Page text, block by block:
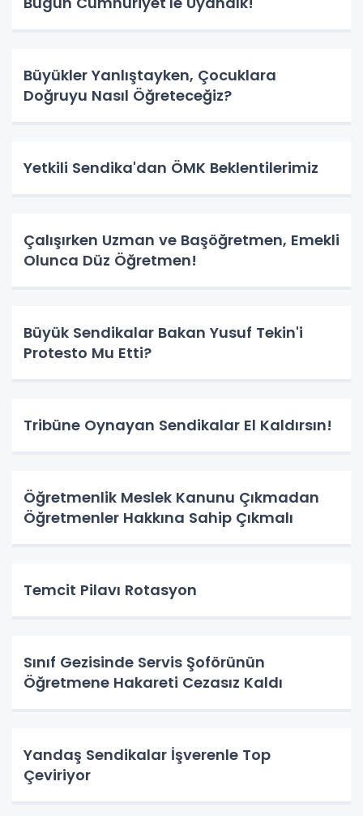
Büyükler Yanlıştayken, Çocuklara
Doğruyu Nasıl Öğreteceğiz?
Yetkili Sendika'dan ÖMK Beklentilerimiz
Çalışırken Uzman ve Başöğretmen, Emekli
Olunca Düz Öğretmen!
Büyük Sendikalar Bakan Yusuf Tekin'i
Protesto Mu Etti?
Tribüne Oynayan Sendikalar El Kaldırsın!
Öğretmenlik Meslek Kanunu Çıkmadan
Öğretmenler Hakkına Sahip Çıkmalı
Temcit Pilavı Rotasyon
Sınıf Gezisinde Servis Şoförünün
Öğretmene Hakareti Cezasız Kaldı
Yandaş Sendikalar İşverenle Top
Çeviriyor